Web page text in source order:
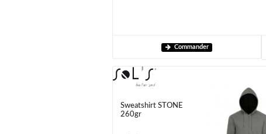
Commander
Sweatshirt STONE
260gr